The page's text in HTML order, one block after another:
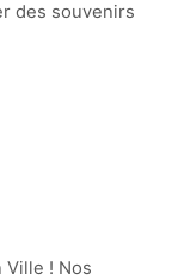
des souvenirs
Ville ! Nos